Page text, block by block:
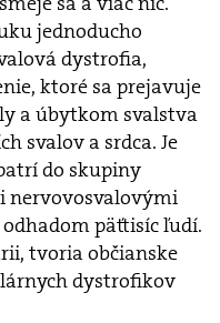
jednoducho
dystrofia,
ktoré sa prejavuje
a úbytkom svalstva
svalov a srdca. Je
do skupiny
nervovosvalovými
päťtisíc ľudí.
tvoria občianske
dystrofikov